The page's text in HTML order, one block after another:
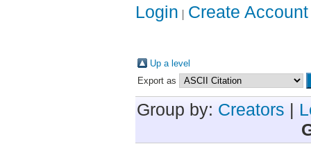
Login Create Account
Up a level
Export as
Group by: Creators |